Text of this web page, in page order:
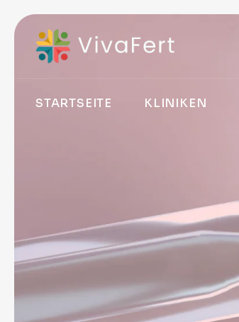
STARTSEITE KLINIKEN